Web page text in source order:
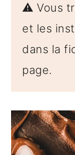
⚠️ Vous
et les
dans la
page.